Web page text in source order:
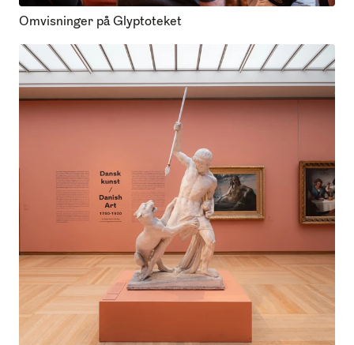
Omvisninger på Glyptoteket